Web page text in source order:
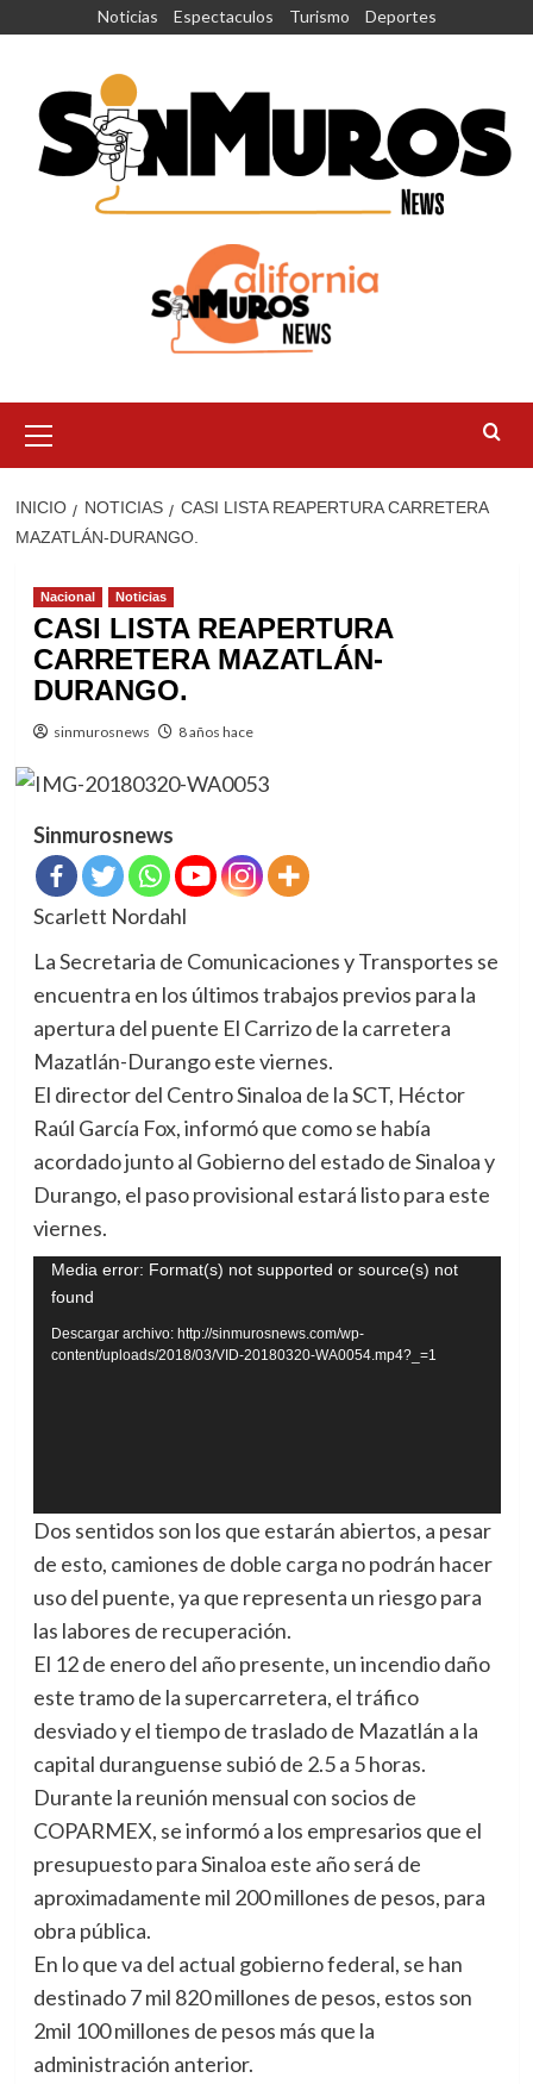
Noticias Espectaculos Turismo Deportes
principal
INICIO NOTICIAS
CASI LISTA REAPERTURA CARRETERA
MAZATLÁN-DURANGO.
Nacional Noticias
CASI LISTA REAPERTURA
CARRETERA MAZATLÁN-
DURANGO.
sinmurosnews 8 años hace
Sinmurosnews
Scarlett Nordahl
La Secretaria de Comunicaciones y Transportes se
encuentra en los últimos trabajos previos para la
apertura del puente El Carrizo de la carretera
Mazatlán-Durango este viernes.
El director del Centro Sinaloa de la SCT, Héctor
Raúl García Fox, informó que como se había
acordado junto al Gobierno del estado de Sinaloa y
Durango, el paso provisional estará listo para este
viernes.
Reproductor
de
vídeo
Media error: Format(s) not supported or source(s) not
found
Descargar archivo: http://sinmurosnews.com/wp-
content/uploads/2018/03/VID-20180320-WA0054.mp4?_=1
Dos sentidos son los que estarán abiertos, a pesar
de esto, camiones de doble carga no podrán hacer
uso del puente, ya que representa un riesgo para
las labores de recuperación.
El 12 de enero del año presente, un incendio daño
este tramo de la supercarretera, el tráfico
desviado y el tiempo de traslado de Mazatlán a la
capital duranguense subió de 2.5 a 5 horas.
Durante la reunión mensual con socios de
COPARMEX, se informó a los empresarios que el
presupuesto para Sinaloa este año será de
aproximadamente mil 200 millones de pesos, para
obra pública.
En lo que va del actual gobierno federal, se han
destinado 7 mil 820 millones de pesos, estos son
2mil 100 millones de pesos más que la
administración anterior.